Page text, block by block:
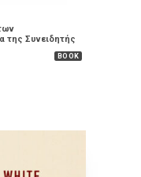
της Συνειδητής
BOOK